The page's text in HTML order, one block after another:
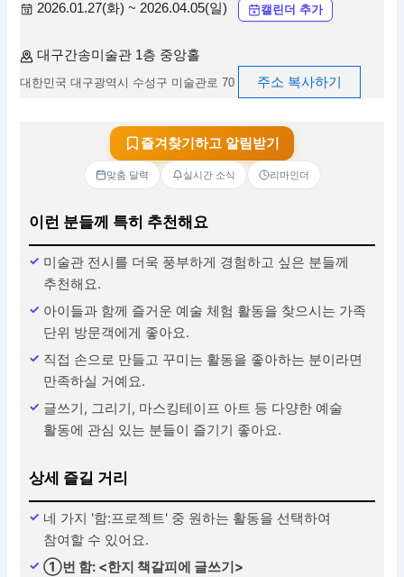
2026.01.27(화) ~ 2026.04.05(일) 캘린더 추가
대구간송미술관 1층 중앙홀
대한민국 대구광역시 수성구 미술관로 70 주소 복사하기
즐겨찾기하고 알림받기
맞춤 달력 실시간 소식 리마인더
이런 분들께 특히 추천해요
미술관 전시를 더욱 풍부하게 경험하고 싶은 분들께
추천해요.
아이들과 함께 즐거운 예술 체험 활동을 찾으시는 가족
단위 방문객에게 좋아요.
직접 손으로 만들고 꾸미는 활동을 좋아하는 분이라면
만족하실 거예요.
글쓰기, 그리기, 마스킹테이프 아트 등 다양한 예술
활동에 관심 있는 분들이 즐기기 좋아요.
상세 즐길 거리
네 가지 '함:프로젝트' 중 원하는 활동을 선택하여
참여할 수 있어요.
①번 함: <한지 책갈피에 글쓰기>